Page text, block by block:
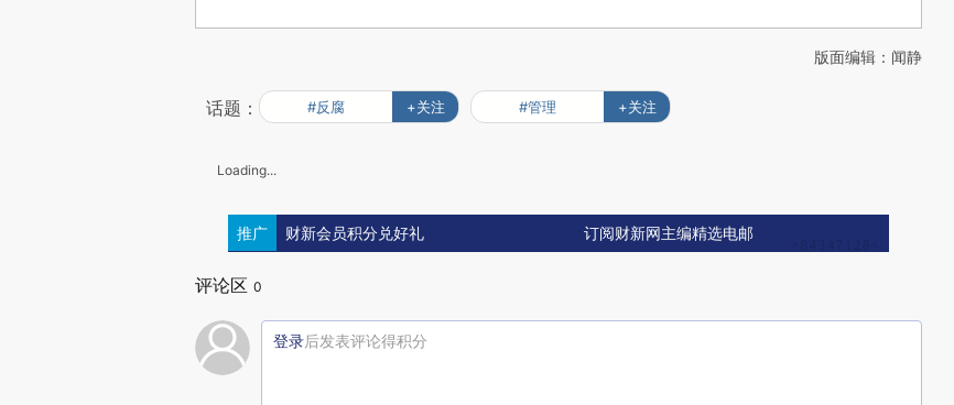
版面编辑：闻静
话题： #反腐 +关注 #管理 +关注
Loading...
推广 财新会员积分兑好礼 订阅财新网主编精选电邮
评论区 0
登录后发表评论得积分